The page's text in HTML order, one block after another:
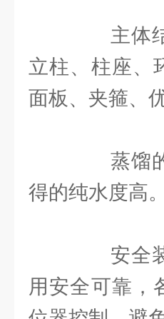
主体结
立柱、柱座、
面板、夹箍、
蒸馏的
得的纯水度高。
安全装
用安全可靠，